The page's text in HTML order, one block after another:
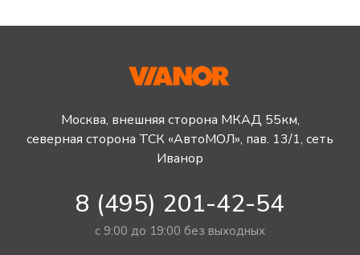
Москва, внешняя сторона МКАД 55км,
северная сторона ТСК «АвтоМОЛ», пав. 13/1, сеть
Иванор
8 (495) 201-42-54
с 9:00 до 19:00 без выходных